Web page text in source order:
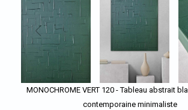
MONOCHROME VERT 120 - Tableau abstrait
contemporaine minimaliste